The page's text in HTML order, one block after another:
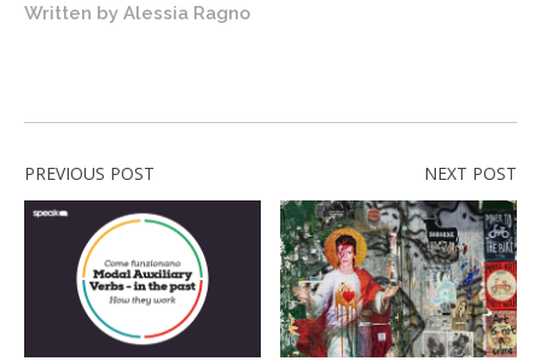
Written by Alessia Ragno
PREVIOUS POST NEXT POST